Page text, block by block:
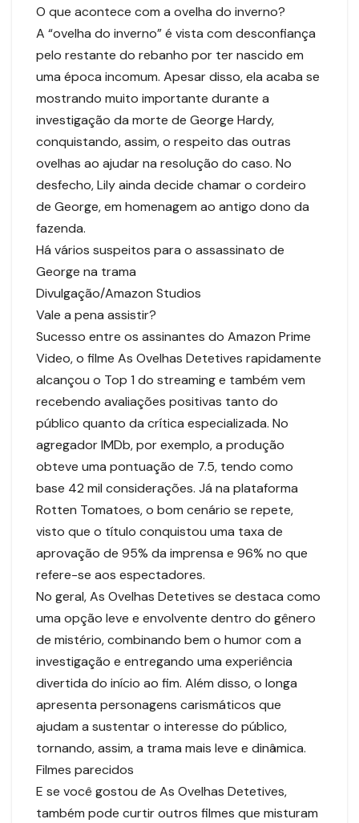
O que acontece com a ovelha do inverno?
A “ovelha do inverno” é vista com desconfiança
pelo restante do rebanho por ter nascido em
uma época incomum. Apesar disso, ela acaba se
mostrando muito importante durante a
investigação da morte de George Hardy,
conquistando, assim, o respeito das outras
ovelhas ao ajudar na resolução do caso. No
desfecho, Lily ainda decide chamar o cordeiro
de George, em homenagem ao antigo dono da
fazenda.
Há vários suspeitos para o assassinato de
George na trama
Divulgação/Amazon Studios
Vale a pena assistir?
Sucesso entre os assinantes do Amazon Prime
Video, o filme As Ovelhas Detetives rapidamente
alcançou o Top 1 do streaming e também vem
recebendo avaliações positivas tanto do
público quanto da crítica especializada. No
agregador IMDb, por exemplo, a produção
obteve uma pontuação de 7.5, tendo como
base 42 mil considerações. Já na plataforma
Rotten Tomatoes, o bom cenário se repete,
visto que o título conquistou uma taxa de
aprovação de 95% da imprensa e 96% no que
refere-se aos espectadores.
No geral, As Ovelhas Detetives se destaca como
uma opção leve e envolvente dentro do gênero
de mistério, combinando bem o humor com a
investigação e entregando uma experiência
divertida do início ao fim. Além disso, o longa
apresenta personagens carismáticos que
ajudam a sustentar o interesse do público,
tornando, assim, a trama mais leve e dinâmica.
Filmes parecidos
E se você gostou de As Ovelhas Detetives,
também pode curtir outros filmes que misturam